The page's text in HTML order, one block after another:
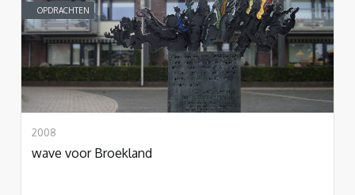
OPDRACHTEN
2008
wave voor Broekland